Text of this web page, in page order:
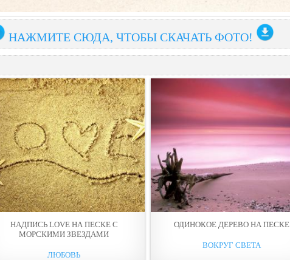
НАЖМИТЕ СЮДА, ЧТОБЫ СКАЧАТЬ ФОТО!
НАДПИСЬ LOVE НА ПЕСКЕ С
МОРСКИМИ ЗВЕЗДАМИ
ЛЮБОВЬ
ОДИНОКОЕ ДЕРЕВО НА ПЕСКЕ
ВОКРУГ СВЕТА